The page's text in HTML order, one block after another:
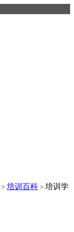
> 培训百科 > 培训学